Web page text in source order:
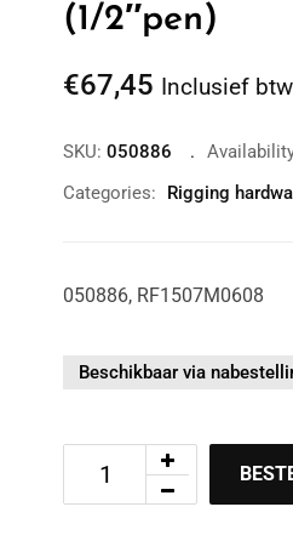
(1/2″pen)
€67,45 Inclusief btw
SKU: 050886
Categories:
Rigging
050886, RF1507M0608
Beschikbaar via